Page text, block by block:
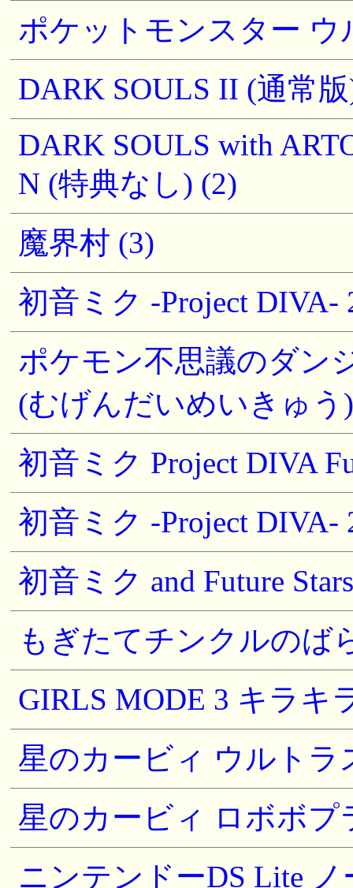
ポケットモンスター ウ
DARK SOULS II (通常版
DARK SOULS with
N (特典なし) (2)
魔界村 (3)
初音ミク -Project
ポケモン不思議のダン
(むげんだいめいきゅう
初音ミク Project DIVA
初音ミク -Project DIVA-
初音ミク and Future
もぎたてチンクルのば
GIRLS MODE 3 キラ
星のカービィ ウルトラ
星のカービィ ロボボプ
ニンテンドーDS Lite